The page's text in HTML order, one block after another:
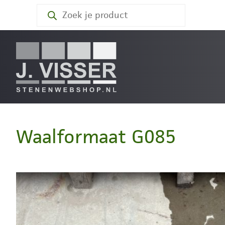
zoeken
Waalformaat G085